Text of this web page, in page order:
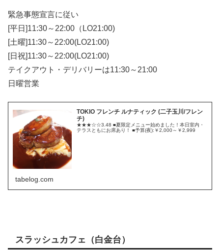
緊急事態宣言に従い
[平日]11:30～22:00（LO21:00)
[土曜]11:30～22:00(LO21:00)
[日祝]11:30～22:00(LO21:00)
テイクアウト・デリバリーは11:30～21:00
日曜営業
TOKIO フレンチ ルナティック (二子玉川/フレン
チ)
★★★☆☆3.48 ■夏限定メニュー始めました！本日室内・
テラスともにお席あり！ ■予算(夜):￥2,000～￥2,999
tabelog.com
スラッシュカフェ（白金台）